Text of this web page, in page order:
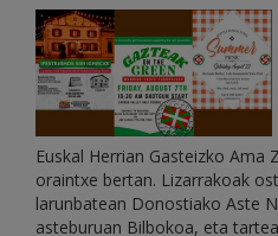
Euskal Herrian Gasteizko Ama
oraintxe bertan. Lizarrakoak
larunbatean Donostiako Aste
asteburuan Bilbokoa, eta